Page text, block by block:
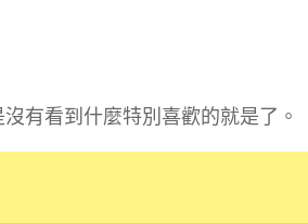
有看到什麼特別喜歡的就是了。